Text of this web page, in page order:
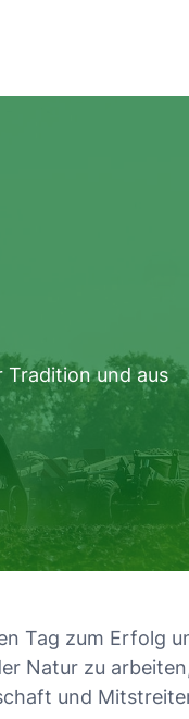
Tradition und aus
Tag zum Erfolg
Natur zu
und